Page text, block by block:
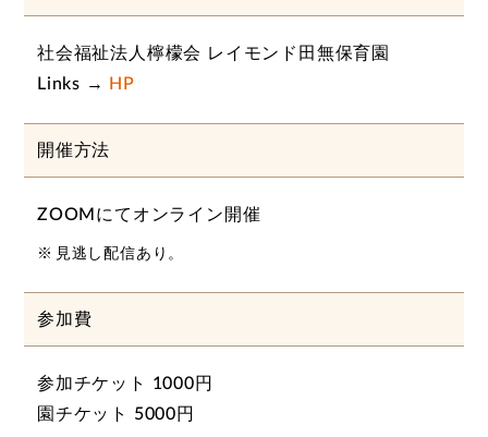
社会福祉法人檸檬会 レイモンド田無保育園
Links →
HP
開催方法
ZOOMにてオンライン開催
見逃し配信あり。
参加費
参加チケット 1000円
園チケット 5000円